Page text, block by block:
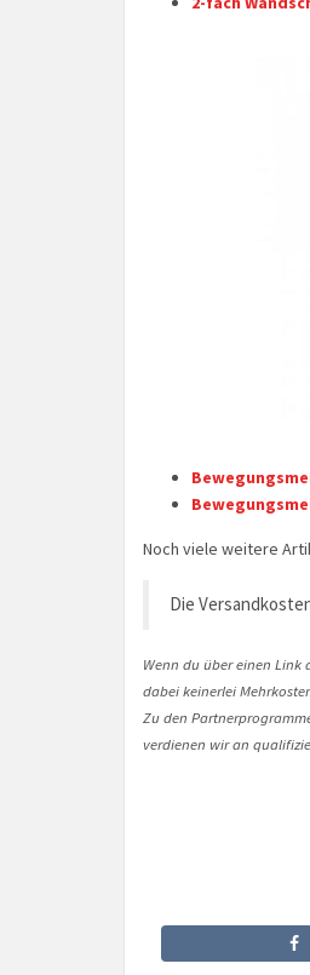
Noch viele weitere
Die
Wenn du über einen Link
dabei keinerlei
Zu den
verdienen wir an